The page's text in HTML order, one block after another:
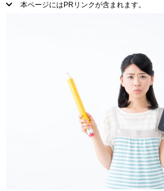
本ページにはPRリンクが含まれます。